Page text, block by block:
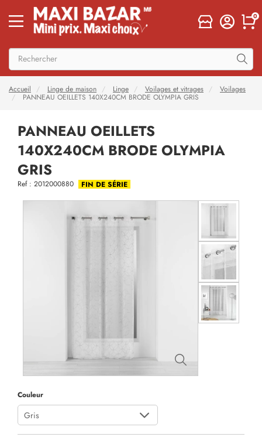
0
Accueil Linge de maison Linge Voilages et vitrages
Voilages
PANNEAU OEILLETS 140X240CM BRODE OLYMPIA GRIS
PANNEAU OEILLETS
140X240CM BRODE OLYMPIA
GRIS
Ref : 2012000880 FIN DE SÉRIE
Couleur
Gris